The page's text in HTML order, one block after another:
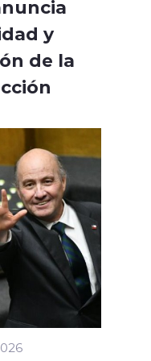
y
de la